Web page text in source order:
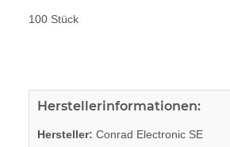
100 Stück
Herstellerinformationen:
Hersteller: Conrad Electronic SE